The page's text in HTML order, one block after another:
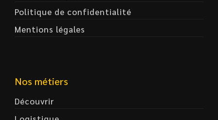
Politique de confidentialité
Mentions légales
Nos métiers
Découvrir